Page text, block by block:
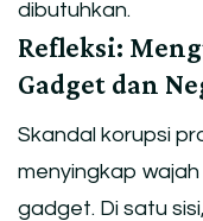
dibutuhkan.
Refleksi:
Gadget dan
Skandal korupsi
menyingkap
gadget. Di satu